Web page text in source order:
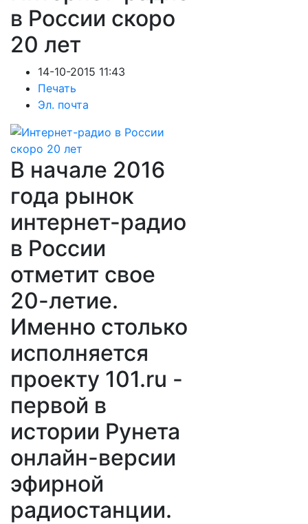
в России скоро
20 лет
14-10-2015 11:43
Печать
Эл. почта
В начале 2016
года рынок
интернет-радио
в России
отметит свое
20-летие.
Именно столько
исполняется
проекту 101.ru -
первой в
истории Рунета
онлайн-версии
эфирной
радиостанции.